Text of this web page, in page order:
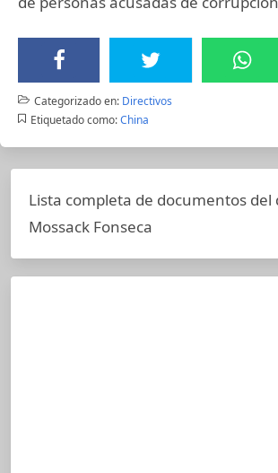
Categorizado en: Directivos
Etiquetado como: China
Lista completa de documentos del
Mossack Fonseca